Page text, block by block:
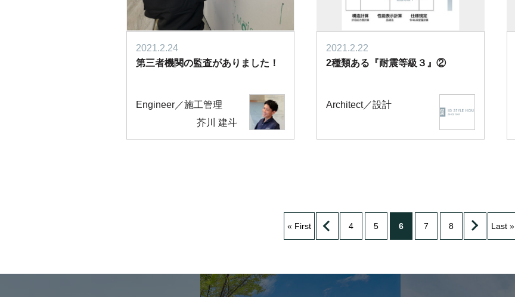
2021.2.24
第三者機関の監査がありました！
Engineer／施工管理
芥川 建斗
2021.2.22
2種類ある『耐震等級３』②
Architect／設計
« First 4 5 6 7 8 Last »